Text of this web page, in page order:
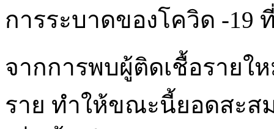
การระบาดของโควิด -19
จากการพบผู้ติดเชื้อรายใ
ราย ทำให้ขณะนี้ยอดสะส